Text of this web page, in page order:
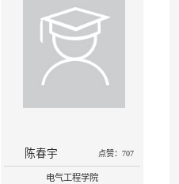
陈春宇 点赞：707
电气工程学院